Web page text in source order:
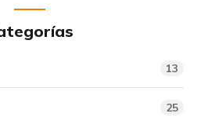
13
25